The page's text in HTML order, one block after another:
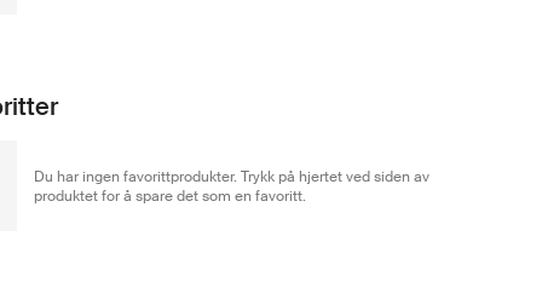
Du har ingen favorittprodukter. Trykk på hjertet ved siden av
produktet for å spare det som en favoritt.